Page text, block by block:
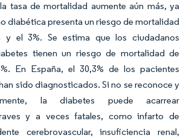
tasa de mortalidad aumente aún más, ya
diabética presenta un riesgo de mortalidad
y el 3%. Se estima que los ciudadanos
tienen un riesgo de mortalidad de
En España, el 30,3% de los pacientes
sido diagnosticados. Si no se reconoce y
la diabetes puede acarrear
y a veces fatales, como infarto de
cerebrovascular, insuficiencia renal,